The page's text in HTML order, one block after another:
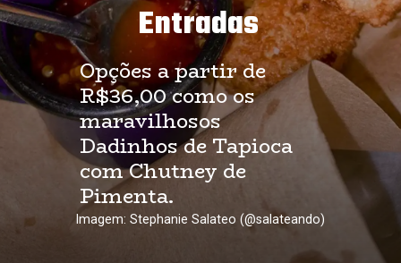
Entradas
Opções a partir de
R$36,00 como os
maravilhosos
Dadinhos de Tapioca
com Chutney de
Pimenta.
Imagem: Stephanie Salateo (@salateando)